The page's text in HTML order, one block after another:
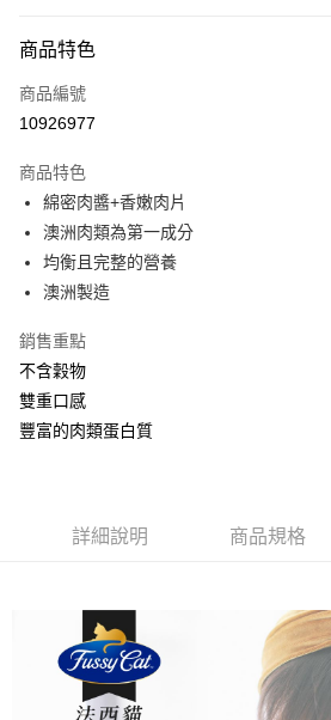
AFTEE先享後付是「在收到商品之後才付款」
便利好安心！
２．便利：只要手機號碼，簡訊認證，即可結帳
３．安心：先確認商品／服務後，再付款。
【「AFTEE先享後付」結帳流程】
結帳頁面，進行簡訊認證並確認金額後，即可完
２．訂單成立數日內，您將收到繳費通知簡訊。
３．收到繳費通知簡訊後14天內，點擊此簡訊
ATM／網路銀行／等多元方式進行付款，方視為
※ 請注意：結帳手續完成當下不需立刻繳費，
後付繳納相關費用。
※ 交易是否成功請以「AFTEE先享後付 」之結
是否繳費成功／繳費後需取消欲退款等相關疑
客戶支援中心」
２．關於個人資料處理事宜，請瀏覽以下網址：
４．使用「AFTEE先享後付」時，將依據個別
時審查核予不同之上限額度；若仍有額度不足
請求用戶進行身份認證。
５．嚴禁一人註冊多個帳號或使用他人資訊註
運送方式
全家取貨付款
每筆NT$80，滿NT$2,000(含以上)免運費
付款後全家取貨
每筆NT$80，滿NT$2,000(含以上)免運費
7-11取貨付款
付款後7-11取貨
每筆NT$80，滿NT$2,000(含以上)免運費
一般宅配
每筆NT$300
每筆NT$180
商品特色
商品編號
10926977
商品特色
綿密肉醬+香嫩肉片
澳洲肉類為第一成分
均衡且完整的營養
澳洲製造
銷售重點
不含穀物
雙重口感
豐富的肉類蛋白質
詳細說明 商品規格